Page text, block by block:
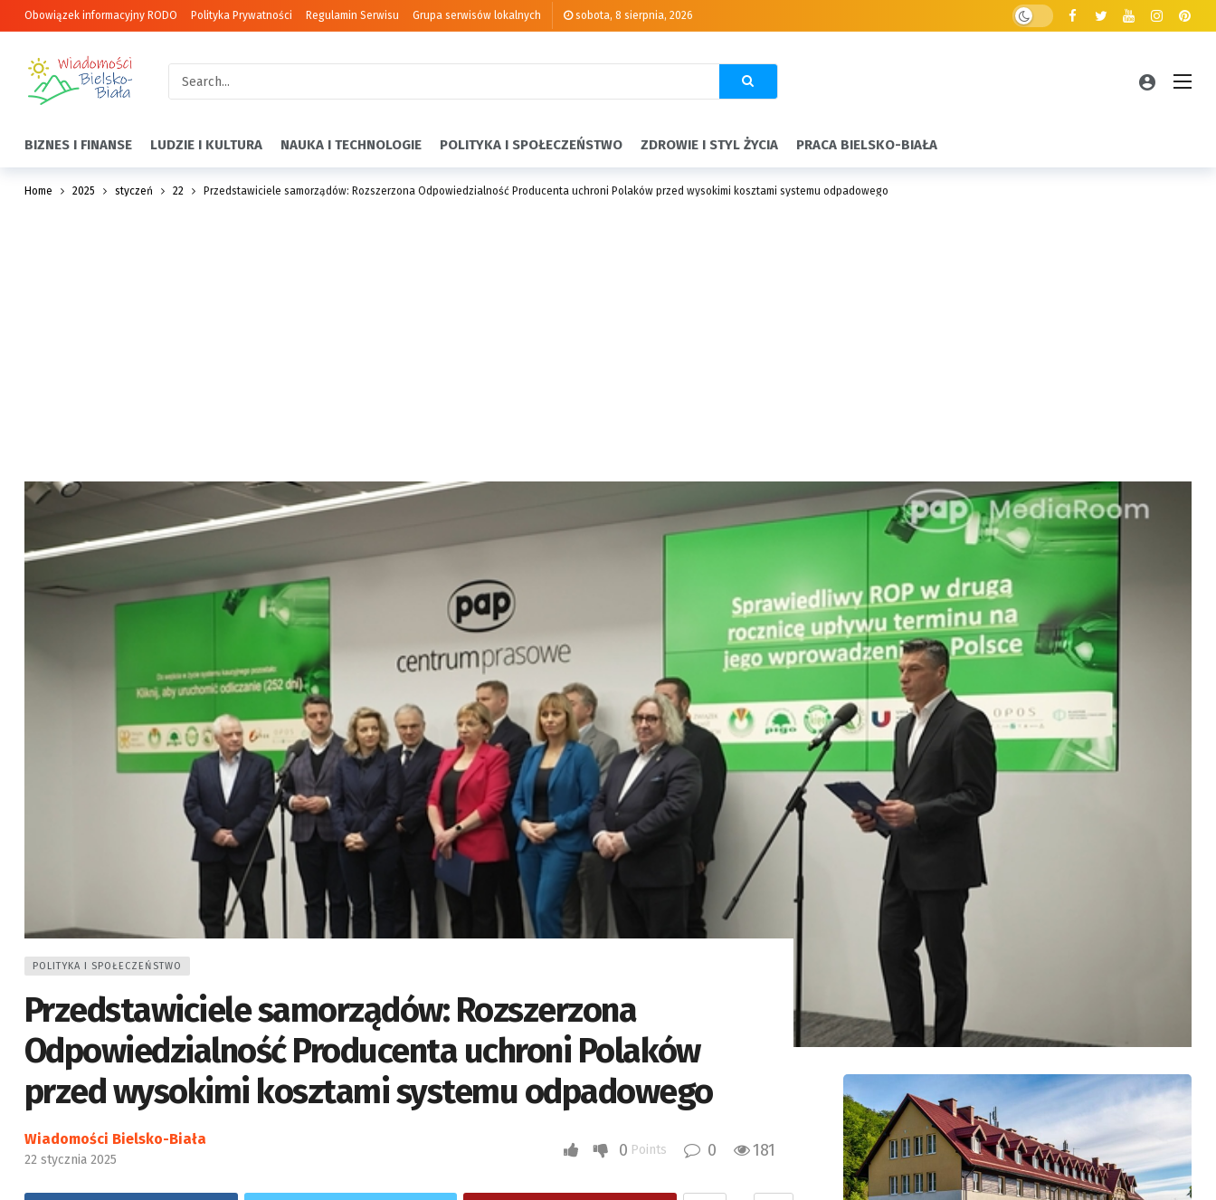
Obowiązek informacyjny RODO Polityka Prywatności Regulamin Serwisu Grupa serwisów lokalnych sobota, 8 sierpnia, 2026
BIZNES I FINANSE LUDZIE I KULTURA NAUKA I TECHNOLOGIE POLITYKA I SPOŁECZEŃSTWO ZDROWIE I STYL ŻYCIA PRACA BIELSKO-BIAŁA
Home 2025 styczeń 22 Przedstawiciele samorządów: Rozszerzona Odpowiedzialność Producenta uchroni Polaków przed wysokimi kosztami systemu odpadowego
POLITYKA I SPOŁECZEŃSTWO
Przedstawiciele samorządów: Rozszerzona
Odpowiedzialność Producenta uchroni Polaków
przed wysokimi kosztami systemu odpadowego
Wiadomości Bielsko-Biała
22 stycznia 2025 0 Points 0 181